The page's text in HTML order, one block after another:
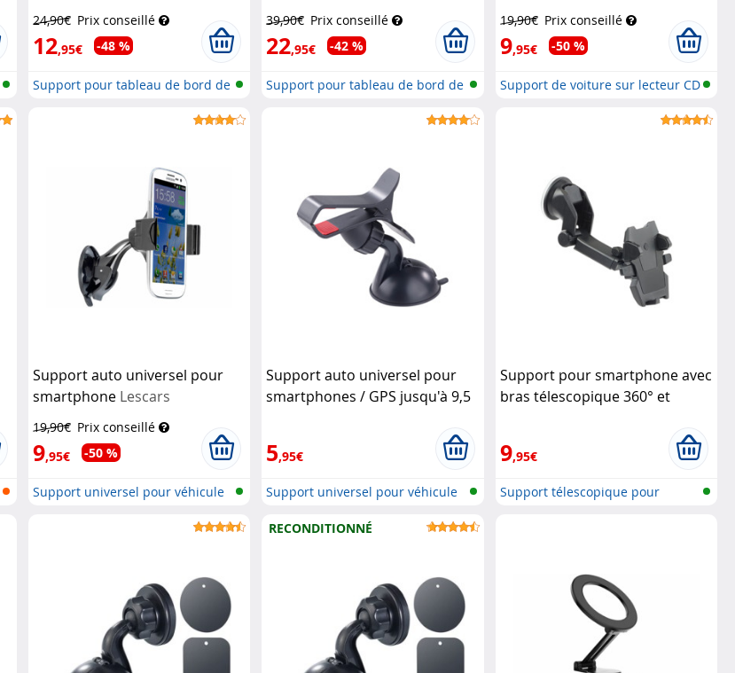
24,90€ Prix conseillé
12,95€ -48 %
Support pour tableau de bord de
jusqu'à 11,5 cm de hauteur
Lescars
39,90€ Prix conseillé
22,95€ -42 %
Support pour tableau de bord de
19,90€ Prix conseillé
9,95€ -50 %
Support de voiture sur lecteur CD
Support auto universel pour
smartphone Lescars
19,90€ Prix conseillé
9,95€ -50 %
Support universel pour véhicule
Support auto universel pour
smartphones / GPS jusqu'à 9,5
5,95€
Support universel pour véhicule
Support pour smartphone avec
bras télescopique 360° et
9,95€
Support télescopique pour
RECONDITIONNÉ